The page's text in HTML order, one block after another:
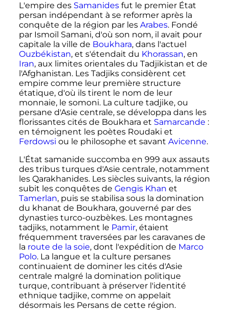
L'empire des Samanidesfut le premier État
persan indépendant à se reformer après la
conquête de la région par les Arabes. Fondé
par Ismoïl Samani, d'où son nom, il avait pour
capitale la ville de Boukhara, dans l'actuel
Ouzbékistan, et s'étendait du Khorassan, en
Iran, aux limites orientales du Tadjikistan et de
l'Afghanistan. Les Tadjiks considèrent cet
empire comme leur première structure
étatique, d'où ils tirent le nom de leur
monnaie, le somoni. La culture tadjike, ou
persane d'Asie centrale, se développa dans les
florissantes cités de Boukhara et Samarcande :
en témoignent les poètes Roudaki et
Ferdowsi ou le philosophe et savant Avicenne.
L'État samanide succomba en 999 aux assauts
des tribus turques d'Asie centrale, notamment
les Qarakhanides. Les siècles suivants, la région
subit les conquêtes de Gengis Khan et
Tamerlan, puis se stabilisa sous la domination
du khanat de Boukhara, gouverné par des
dynasties turco-ouzbèkes. Les montagnes
tadjiks, notamment le Pamir, étaient
fréquemment traversées par les caravanes de
la route de la soie, dont l'expédition de Marco
Polo. La langue et la culture persanes
continuaient de dominer les cités d'Asie
centrale malgré la domination politique
turque, contribuant à préserver l'identité
ethnique tadjike, comme on appelait
désormais les Persans de cette région.